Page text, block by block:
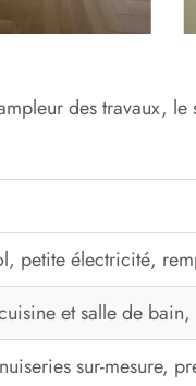
des travaux,
petite électricité,
et salle de
sur-mesure,